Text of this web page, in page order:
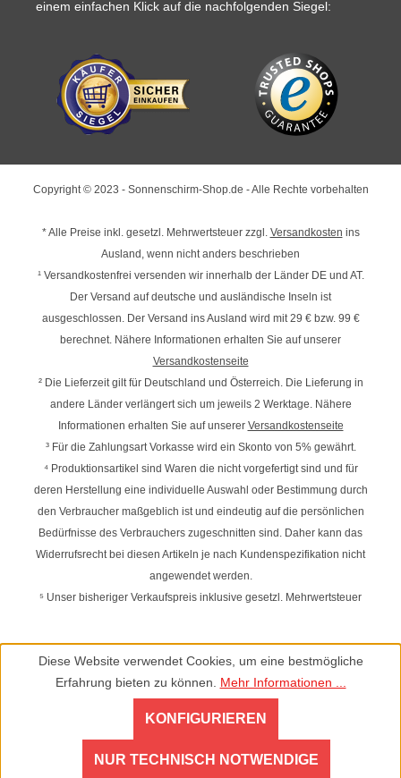
einem einfachen Klick auf die nachfolgenden Siegel:
Copyright © 2023 - Sonnenschirm-Shop.de - Alle Rechte vorbehalten
* Alle Preise inkl. gesetzl. Mehrwertsteuer zzgl. Versandkosten ins
Ausland, wenn nicht anders beschrieben
¹ Versandkostenfrei versenden wir innerhalb der Länder DE und AT.
Der Versand auf deutsche und ausländische Inseln ist
ausgeschlossen. Der Versand ins Ausland wird mit29 € bzw. 99 €
berechnet. Nähere Informationen erhalten Sie auf unserer
Versandkostenseite
² Die Lieferzeit gilt für Deutschland und Österreich. Die Lieferung in
andere Länder verlängert sich um jeweils 2 Werktage. Nähere
Informationen erhalten Sie auf unserer Versandkostenseite
³ Für die Zahlungsart Vorkasse wird ein Skonto von 5% gewährt.
⁴ Produktionsartikel sind Waren die nicht vorgefertigt sind und für
deren Herstellung eine individuelle Auswahl oder Bestimmung durch
den Verbraucher maßgeblich ist und eindeutig auf die persönlichen
Bedürfnisse des Verbrauchers zugeschnitten sind. Daher kann das
Widerrufsrecht bei diesen Artikeln je nach Kundenspezifikation nicht
angewendet werden.
⁵ Unser bisheriger Verkaufspreis inklusive gesetzl. Mehrwertsteuer
Diese Website verwendet Cookies, um eine bestmögliche
Erfahrung bieten zu können. Mehr Informationen ...
NUR TECHNISCH NOTWENDIGE
KONFIGURIEREN